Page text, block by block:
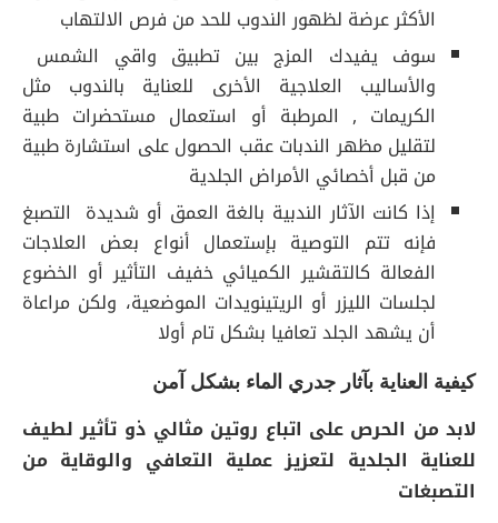
الأكثر عرضة لظهور الندوب للحد من فرص الالتهاب
سوف يفيدك المزج بين تطبيق واقي الشمس
والأساليب العلاجية الأخرى للعناية بالندوب مثل
الكريمات , المرطبة أو استعمال مستحضرات طبية
لتقليل مظهر الندبات عقب الحصول على استشارة طبية
من قبل أخصائي الأمراض الجلدية
إذا كانت الآثار الندبية بالغة العمق أو شديدة التصبغ
فإنه تتم التوصية بإستعمال أنواع بعض العلاجات
الفعالة كالتقشير الكميائي خفيف التأثير أو الخضوع
لجلسات الليزر أو الريتينويدات الموضعية، ولكن مراعاة
أن يشهد الجلد تعافيا بشكل تام أولا
كيفية العناية بآثار جدري الماء بشكل آمن
لابد من الحرص على اتباع روتين مثالي ذو تأثير لطيف
للعناية الجلدية لتعزيز عملية التعافي والوقاية من
التصبغات